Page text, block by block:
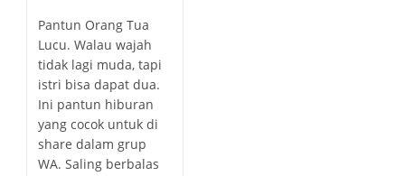
h
o
r
:
b
l
i
s
h
e
d
:
c
a
t
e
g
o
r
y
s
t
c
o
m
m
e
n
t
Pantun Orang Tua
Lucu. Walau wajah
tidak lagi muda, tapi
istri bisa dapat dua.
Ini pantun hiburan
yang cocok untuk di
share dalam grup
WA. Saling berbalas